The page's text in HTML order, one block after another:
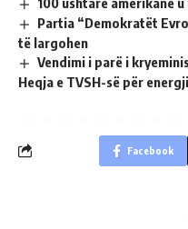
Partia “Demokratët
të largohen
Vendimi i parë i
Heqja e TVSH-së për
Facebook